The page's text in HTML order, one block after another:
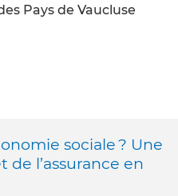
Pays de Vaucluse
sociale ? Une
l’assurance en